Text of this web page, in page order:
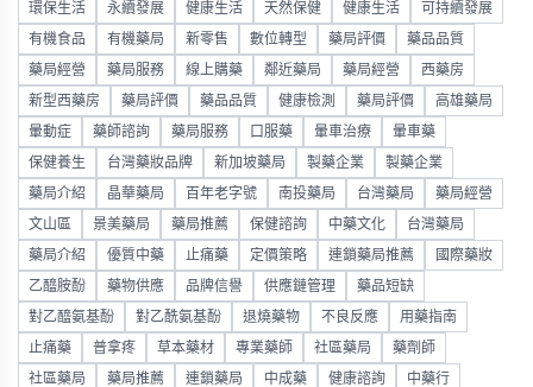
環保生活 永續發展 健康生活 天然保健 健康生活 可持續發展
有機食品 有機藥局 新零售 數位轉型 藥局評價 藥品品質
藥局經營 藥局服務 線上購藥 鄰近藥局 藥局經營 西藥房
新型西藥房 藥局評價 藥品品質 健康檢測 藥局評價 高雄藥局
暈動症 藥師諮詢 藥局服務 口服藥 暈車治療 暈車藥
保健養生 台灣藥妝品牌 新加坡藥局 製藥企業 製藥企業
藥局介紹 晶華藥局 百年老字號 南投藥局 台灣藥局 藥局經營
文山區 景美藥局 藥局推薦 保健諮詢 中藥文化 台灣藥局
藥局介紹 優質中藥 止痛藥 定價策略 連鎖藥局推薦 國際藥妝
乙醯胺酚 藥物供應 品牌信譽 供應鏈管理 藥品短缺
對乙醯氨基酚 對乙酰氨基酚 退燒藥物 不良反應 用藥指南
止痛藥 普拿疼 草本藥材 專業藥師 社區藥局 藥劑師
社區藥局 藥局推薦 連鎖藥局 中成藥 健康諮詢 中藥行